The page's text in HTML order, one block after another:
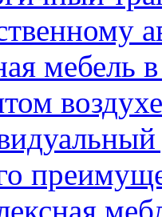
мебель
воздухе